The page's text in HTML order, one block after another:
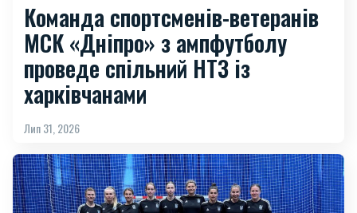
Команда спортсменів-ветеранів
МСК «Дніпро» з ампфутболу
проведе спільний НТЗ із
харківчанами
Лип 31, 2026